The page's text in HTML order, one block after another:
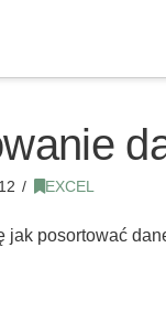
EXCEL
jak posortować